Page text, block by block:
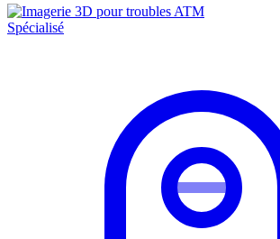
Spécialisé